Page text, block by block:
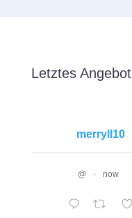
Letztes Angebot
merryll10
@ · now